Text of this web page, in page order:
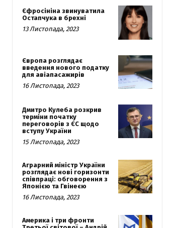
Єфросініна звинуватила
Остапчука в брехні
13 Листопада, 2023
Європа розглядає
введення нового податку
для авіапасажирів
16 Листопада, 2023
Дмитро Кулеба розкрив
терміни початку
переговорів з ЄС щодо
вступу України
15 Листопада, 2023
Аграрний міністр України
розглядає нові горизонти
співпраці: обговорення з
Японією та Гвінеєю
16 Листопада, 2023
Америка і три фронти